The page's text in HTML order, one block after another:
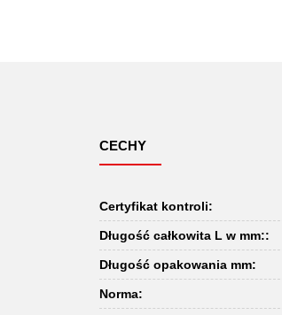
CECHY
Certyfikat kontroli:
Długość całkowita L w mm::
Długość opakowania mm:
Norma: